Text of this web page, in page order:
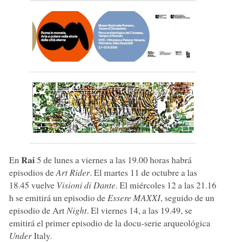
En Rai5 de lunes a viernes a las 19.00 horas habrá
episodios deArt Rider. El martes 11 de octubre a las
18.45 vuelve Visioni di Dante. El miércoles 12 a las 21.16
h se emitirá un episodio de Essere MAXXI, seguido de un
episodio de Art Night. El viernes 14, a las 19.49, se
emitirá el primer episodio de la docu-serie arqueológica
UnderItaly.